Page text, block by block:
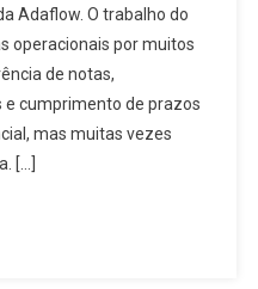
Adaflow. O trabalho do
operacionais por muitos
de notas,
cumprimento de prazos
mas muitas vezes
[…]